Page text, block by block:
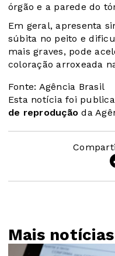
órgão e a parede do
Em geral, apresenta
súbita no peito e
mais graves, pode
coloração arroxeada
Fonte: Agência Brasil
Esta notícia foi
de reprodução da
Mais notícias